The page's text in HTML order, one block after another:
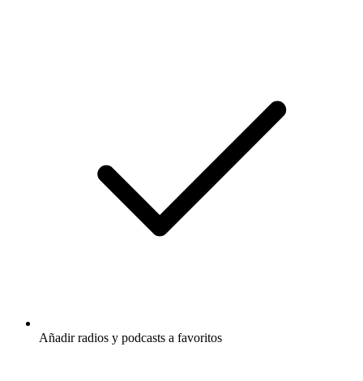
Añadir radios y podcasts a favoritos